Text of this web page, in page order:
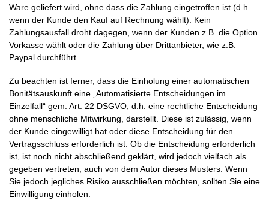
Ware geliefert wird, ohne dass die Zahlung eingetroffen ist (d.h.
wenn der Kunde den Kauf auf Rechnung wählt). Kein
Zahlungsausfall droht dagegen, wenn der Kunden z.B. die Option
Vorkasse wählt oder die Zahlung über Drittanbieter, wie z.B.
Paypal durchführt.
Zu beachten ist ferner, dass die Einholung einer automatischen
Bonitätsauskunft eine „Automatisierte Entscheidungen im
Einzelfall“ gem. Art. 22 DSGVO, d.h. eine rechtliche Entscheidung
ohne menschliche Mitwirkung, darstellt. Diese ist zulässig, wenn
der Kunde eingewilligt hat oder diese Entscheidung für den
Vertragsschluss erforderlich ist. Ob die Entscheidung erforderlich
ist, ist noch nicht abschließend geklärt, wird jedoch vielfach als
gegeben vertreten, auch von dem Autor dieses Musters. Wenn
Sie jedoch jegliches Risiko ausschließen möchten, sollten Sie eine
Einwilligung einholen.